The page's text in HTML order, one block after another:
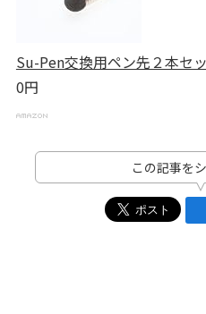
Su-Pen交換用ペン先２本セ
0円
この記事を